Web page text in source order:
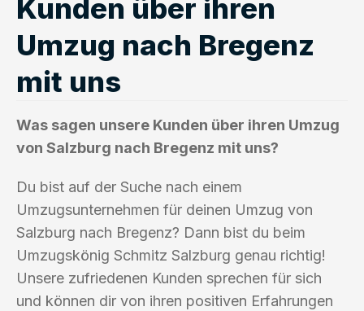
Kunden über ihren
Umzug nach Bregenz
mit uns
Was sagen unsere Kunden über ihren Umzug
von Salzburg nach Bregenz mit uns?
Du bist auf der Suche nach einem
Umzugsunternehmen für deinen Umzug von
Salzburg nach Bregenz? Dann bist du beim
Umzugskönig Schmitz Salzburg genau richtig!
Unsere zufriedenen Kunden sprechen für sich
und können dir von ihren positiven Erfahrungen